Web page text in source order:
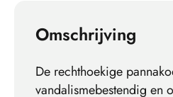
Omschrijving
De rechthoekige
vandalismebestendig en